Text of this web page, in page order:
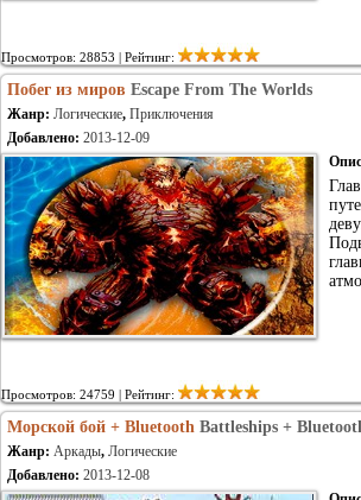
Просмотров: 28853 | Рейтинг:
Побег из миров Escape From The Worlds
Жанр: Логические, Приключения
Добавлено: 2013-12-09
Просмотров: 24759 | Рейтинг:
Морской бой + Bluetooth Battleships +
Жанр: Аркады, Логические
Добавлено: 2013-12-08